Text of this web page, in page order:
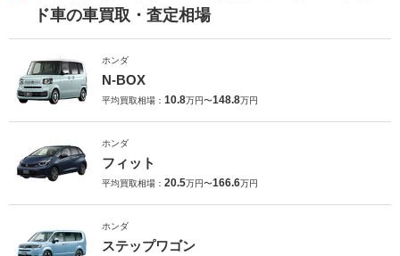
ド車の車買取・査定相場
ホンダ
N-BOX
平均買取相場： 10.8万円〜148.8万円
ホンダ
フィット
平均買取相場： 20.5万円〜166.6万円
ホンダ
ステップワゴン